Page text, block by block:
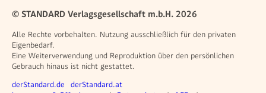
© STANDARD Verlagsgesellschaft m.b.H. 2026
Alle Rechte vorbehalten. Nutzung ausschließlich für den privaten
Eigenbedarf.
Eine Weiterverwendung und Reproduktion über den persönlichen
Gebrauch hinaus ist nicht gestattet.
Weitere Angebote
derStandard.de derStandard.at